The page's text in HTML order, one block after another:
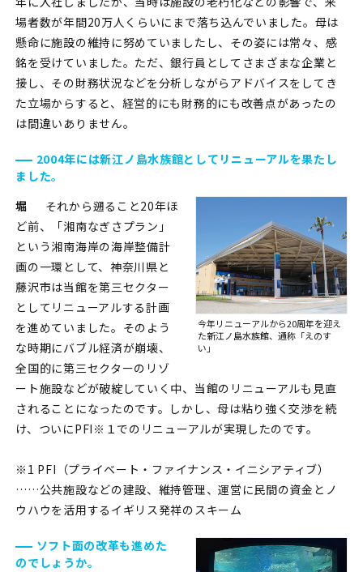
場者数が年間20万人くらいにまで落ち込んでいました。母は
懸命に施設の維持に努めていましたし、その姿には常々、感
銘を受けていました。ただ、銀行員としてさまざまな企業と
接し、その財務状況などを分析しながらアドバイスをしてき
た立場からすると、経営的にも財務的にも改善点があったの
は間違いありません。
2004年には新江ノ島水族館としてリニューアルを果たし
ました。
今年リニューアルから20周年を迎え
た新江ノ島水族館、通称「えのす
い」
堀
それから遡ること20年ほ
ど前、「湘南なぎさプラン」
という湘南海岸の海岸整備計
画の一環として、神奈川県と
藤沢市は当館を第三セクター
としてリニューアルする計画
を進めていました。そのよう
な時期にバブル経済が崩壊、
全国的に第三セクターのリゾ
ート施設などが破綻していく中、当館のリニューアルも見直
されることになったのです。しかし、母は粘り強く交渉を続
け、ついにPFI※１でのリニューアルが実現したのです。
※1 PFI（プライベート・ファイナンス・イニシアティブ）
……公共施設などの建設、維持管理、運営に民間の資金とノ
ウハウを活用するイギリス発祥のスキーム
ソフト面の改革も進めた
のでしょうか。